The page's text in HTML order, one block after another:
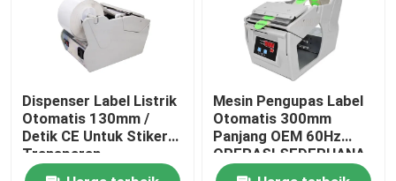
Dispenser Label Listrik
Otomatis 130mm /
Detik CE Untuk Stiker
Transparan
Mesin Pengupas Label
Otomatis 300mm
Panjang OEM 60Hz
OPERASI SEDERHANA